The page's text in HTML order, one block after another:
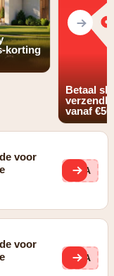
korting
Betaal
vanaf
voor
BLA
voor
BLA